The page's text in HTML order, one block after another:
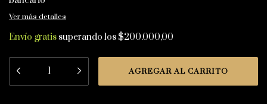
Ver más detalles
Envío gratis superando los $200.000,00